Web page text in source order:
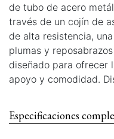
de tubo de acero
través de un cojín de
de alta resistencia,
plumas y
diseñado para ofrecer
apoyo y comodidad.
Especificaciones